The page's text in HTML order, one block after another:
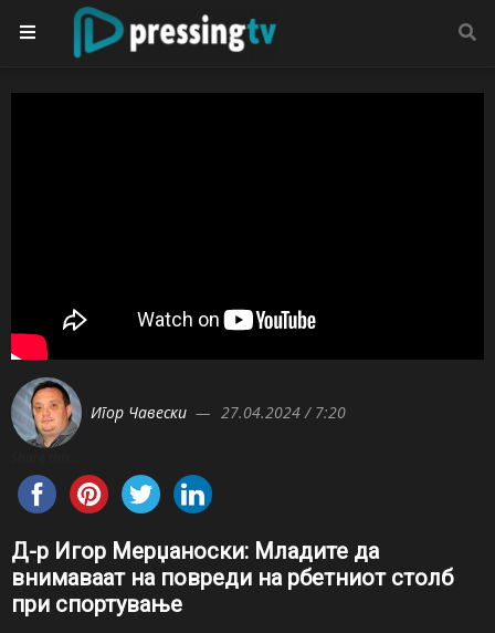
Игор Чавески 27.04.2024 / 7:20
Д-р Игор Мерџаноски: Mладите да
внимаваат на повреди на рбетниот столб
при спортување